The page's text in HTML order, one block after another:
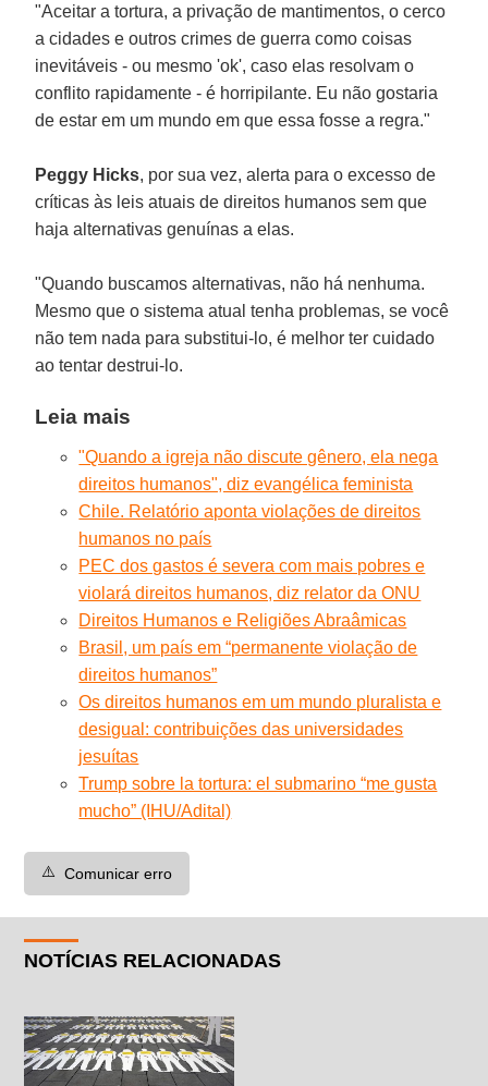
"Aceitar a tortura, a privação de mantimentos, o cerco
a cidades e outros crimes de guerra como coisas
inevitáveis - ou mesmo 'ok', caso elas resolvam o
conflito rapidamente - é horripilante. Eu não gostaria
de estar em um mundo em que essa fosse a regra."
Peggy Hicks, por sua vez, alerta para o excesso de
críticas às leis atuais de direitos humanos sem que
haja alternativas genuínas a elas.
"Quando buscamos alternativas, não há nenhuma.
Mesmo que o sistema atual tenha problemas, se você
não tem nada para substitui-lo, é melhor ter cuidado
ao tentar destrui-lo.
Leia mais
"Quando a igreja não discute gênero, ela nega
direitos humanos", diz evangélica feminista
Chile. Relatório aponta violações de direitos
humanos no país
PEC dos gastos é severa com mais pobres e
violará direitos humanos, diz relator da ONU
Direitos Humanos e Religiões Abraâmicas
Brasil, um país em “permanente violação de
direitos humanos”
Os direitos humanos em um mundo pluralista e
desigual: contribuições das universidades
jesuítas
Trump sobre la tortura: el submarino “me gusta
mucho” (IHU/Adital)
⚠️ Comunicar erro
NOTÍCIAS RELACIONADAS